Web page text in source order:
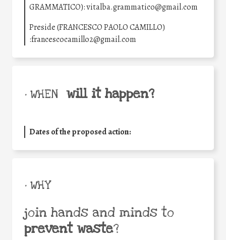
GRAMMATICO): vitalba.grammatico@gmail.com
Preside (FRANCESCO PAOLO CAMILLO)
:francescocamillo2@gmail.com
• WHEN will it happen?
Dates of the proposed action:
• WHY
join hands and minds to
prevent waste?